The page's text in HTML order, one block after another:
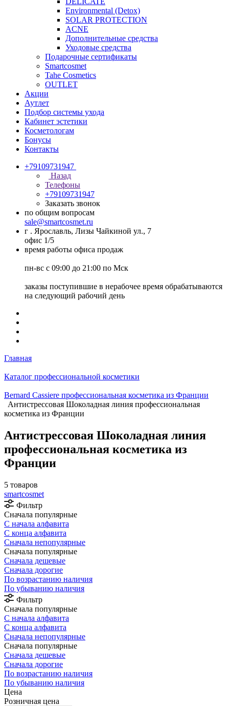
Environmental (Detox)
SOLAR PROTECTION
АCNE
Дополнительные средства
Уходовые средства
Подарочные сертификаты
Smartcosmet
Tahe Cosmetics
OUTLET
Акции
Аутлет
Подбор системы ухода
Кабинет эстетики
Косметологам
Бонусы
Контакты
+79109731947
Назад
Телефоны
+79109731947
Заказать звонок
по общим вопросам
sale@smartcosmet.ru
г . Ярославль, Лизы Чайкиной ул., 7
офис 1/5
время работы офиса продаж
пн-вс с 09:00 до 21:00 по Мск
заказы поступившие в нерабочее время обрабатываются
на следующий рабочий день
Главная
Каталог профессиональной косметики
Bernard Cassiere профессиональная косметика из Франции
Антистрессовая Шоколадная линия профессиональная
косметика из Франции
Антистрессовая Шоколадная линия
профессиональная косметика из
Франции
5 товаров
smartcosmet
Фильтр
Сначала популярные
С начала алфавита
С конца алфавита
Сначала непопулярные
Сначала популярные
Сначала дешевые
Сначала дорогие
По возрастанию наличия
По убыванию наличия
Фильтр
Сначала популярные
С начала алфавита
С конца алфавита
Сначала непопулярные
Сначала популярные
Сначала дешевые
Сначала дорогие
По возрастанию наличия
По убыванию наличия
Цена
Розничная цена